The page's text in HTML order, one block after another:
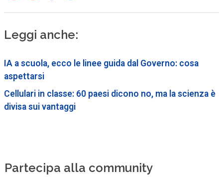
Leggi anche:
IA a scuola, ecco le linee guida dal Governo: cosa
aspettarsi
Cellulari in classe: 60 paesi dicono no, ma la scienza è
divisa sui vantaggi
Partecipa alla community